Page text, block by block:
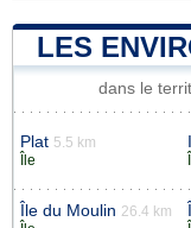
LES
dans le
Plat 5.5 km
Île
Île du Moulin 26.4 km